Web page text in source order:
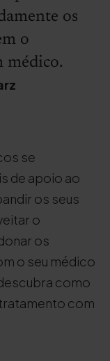
os
o
médico.
se
de apoio ao
os seus
o
os
o seu médico
como
com